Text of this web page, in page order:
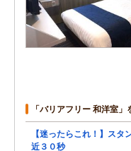
「バリアフリー 和洋室
【迷ったらこれ！】ス
近３０秒